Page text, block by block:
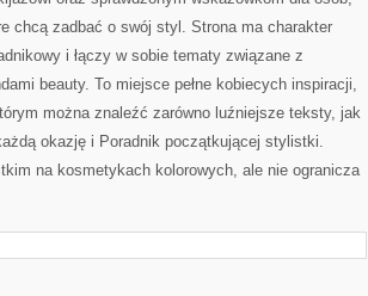
chcą zadbać o swój styl. Strona ma charakter
i łączy w sobie tematy związane z
beauty. To miejsce pełne kobiecych inspiracji,
można znaleźć zarówno luźniejsze teksty, jak
okazję i Poradnik początkującej stylistki.
na kosmetykach kolorowych, ale nie ogranicza